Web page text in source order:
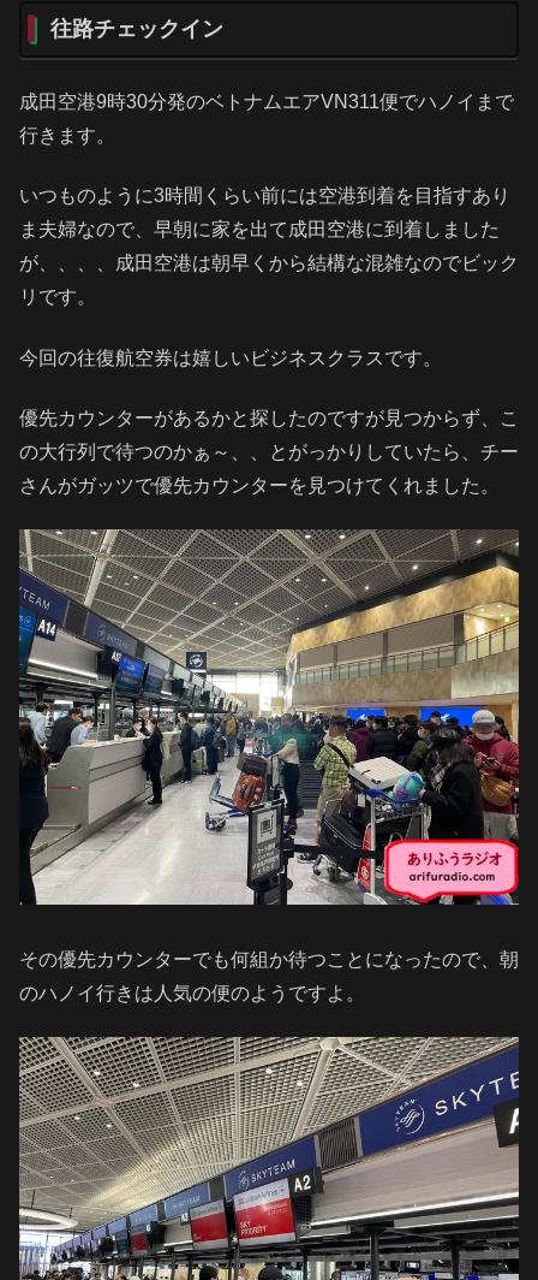
往路チェックイン
成田空港9時30分発のベトナムエアVN311便でハノイまで
行きます。
いつものように3時間くらい前には空港到着を目指すあり
ま夫婦なので、早朝に家を出て成田空港に到着しました
が、、、、成田空港は朝早くから結構な混雑なのでビック
リです。
今回の往復航空券は嬉しいビジネスクラスです。
優先カウンターがあるかと探したのですが見つからず、こ
の大行列で待つのかぁ～、、とがっかりしていたら、チー
さんがガッツで優先カウンターを見つけてくれました。
その優先カウンターでも何組か待つことになったので、朝
のハノイ行きは人気の便のようですよ。